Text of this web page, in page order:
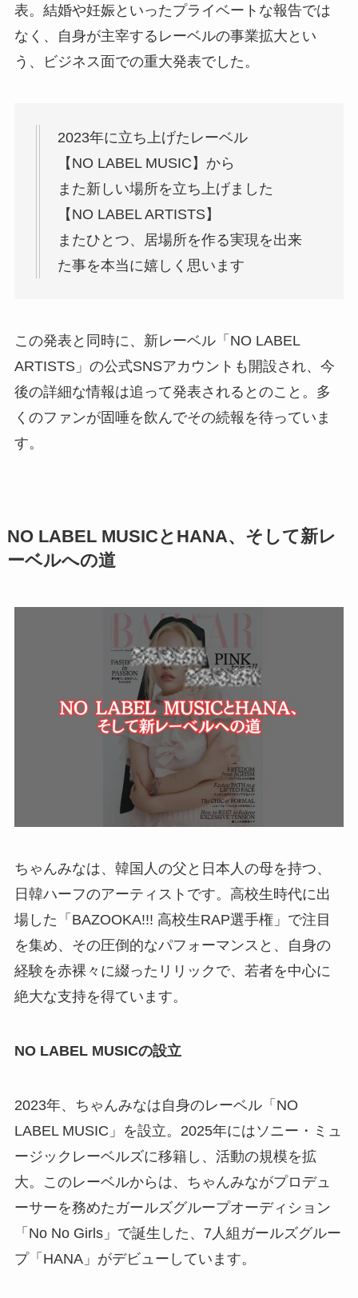
表。結婚や妊娠といったプライベートな報告では
なく、自身が主宰するレーベルの事業拡大とい
う、ビジネス面での重大発表でした。
2023年に立ち上げたレーベル
【NO LABEL MUSIC】から
また新しい場所を立ち上げました
【NO LABEL ARTISTS】
またひとつ、居場所を作る実現を出来
た事を本当に嬉しく思います
この発表と同時に、新レーベル「NO LABEL
ARTISTS」の公式SNSアカウントも開設され、今
後の詳細な情報は追って発表されるとのこと。多
くのファンが固唾を飲んでその続報を待っていま
す。
NO LABEL MUSICとHANA、そして新レ
ーベルへの道
ちゃんみなは、韓国人の父と日本人の母を持つ、
日韓ハーフのアーティストです。高校生時代に出
場した「BAZOOKA!!! 高校生RAP選手権」で注目
を集め、その圧倒的なパフォーマンスと、自身の
経験を赤裸々に綴ったリリックで、若者を中心に
絶大な支持を得ています。
NO LABEL MUSICの設立
2023年、ちゃんみなは自身のレーベル「NO
LABEL MUSIC」を設立。2025年にはソニー・ミュ
ージックレーベルズに移籍し、活動の規模を拡
大。このレーベルからは、ちゃんみながプロデュ
ーサーを務めたガールズグループオーディション
「No No Girls」で誕生した、7人組ガールズグルー
プ「HANA」がデビューしています。